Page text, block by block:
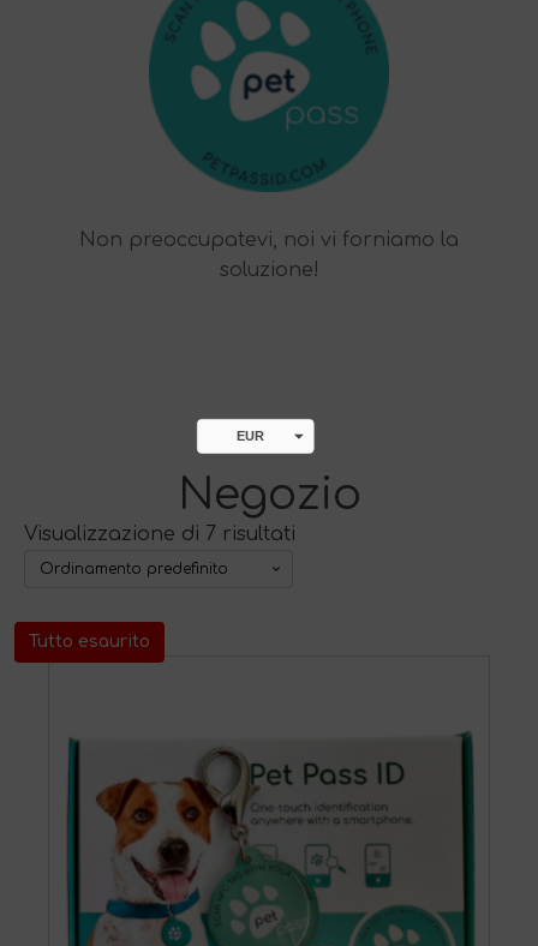
Non preoccupatevi, noi vi forniamo la
soluzione!
EUR
Negozio
Visualizzazione di 7 risultati
Tutto esaurito